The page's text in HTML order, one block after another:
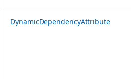
DynamicDependencyAttribute